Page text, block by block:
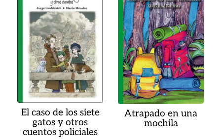
El caso de los siete
gatos y otros
cuentos policiales
Atrapado en una
mochila